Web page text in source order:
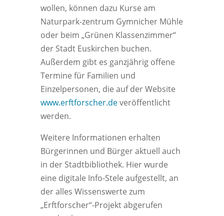
wollen, können dazu Kurse am
Naturpark-zentrum Gymnicher Mühle
oder beim „Grünen Klassenzimmer“
der Stadt Euskirchen buchen.
Außerdem gibt es ganzjährig offene
Termine für Familien und
Einzelpersonen, die auf der Website
www.erftforscher.deveröffentlicht
werden.
Weitere Informationen erhalten
Bürgerinnen und Bürger aktuell auch
in der Stadtbibliothek. Hier wurde
eine digitale Info-Stele aufgestellt, an
der alles Wissenswerte zum
„Erftforscher“-Projekt abgerufen